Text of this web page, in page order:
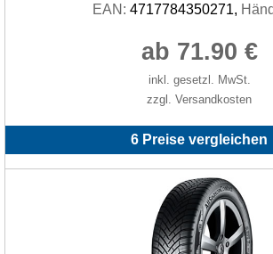
EAN: 4717784350271,
ab 71.90 €
inkl. gesetzl. MwSt.
zzgl. Versandkosten
6 Preise vergleichen